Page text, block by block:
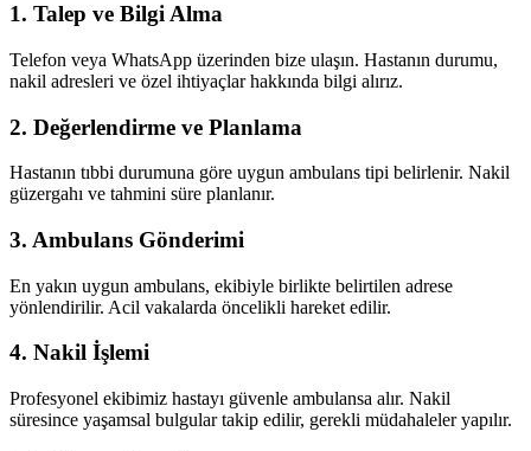
1. Talep ve Bilgi Alma
Telefon veya WhatsApp üzerinden bize ulaşın. Hastanın durumu,
nakil adresleri ve özel ihtiyaçlar hakkında bilgi alırız.
2. Değerlendirme ve Planlama
Hastanın tıbbi durumuna göre uygun ambulans tipi belirlenir. Nakil
güzergahı ve tahmini süre planlanır.
3. Ambulans Gönderimi
En yakın uygun ambulans, ekibiyle birlikte belirtilen adrese
yönlendirilir. Acil vakalarda öncelikli hareket edilir.
4. Nakil İşlemi
Profesyonel ekibimiz hastayı güvenle ambulansa alır. Nakil
süresince yaşamsal bulgular takip edilir, gerekli müdahaleler yapılır.